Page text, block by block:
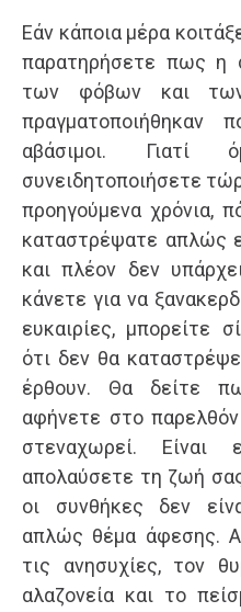
Εάν κάποια μέρα
παρατηρήσετε πως η
των φόβων και
αβάσιμοι.
συνειδητοποιήσετε
προηγούμενα χρόνια,
καταστρέψατε απλώς
και πλέον δεν
κάνετε για να
ευκαιρίες, μπορείτε
ότι δεν θα
έρθουν. Θα δείτε
αφήνετε στο
στεναχωρεί. Είναι
απολαύσετε τη ζωή
οι συνθήκες δεν
απλώς θέμα άφεσης.
τις ανησυχίες, τον
αλαζονεία και το